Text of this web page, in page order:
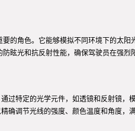
的角色。它能够模拟不同环境下的太
眩光和抗反射性能，确保驾驶员在强烈
过特定的光学元件，如透镜和反射镜
确调节光线的强度、颜色温度和角度，